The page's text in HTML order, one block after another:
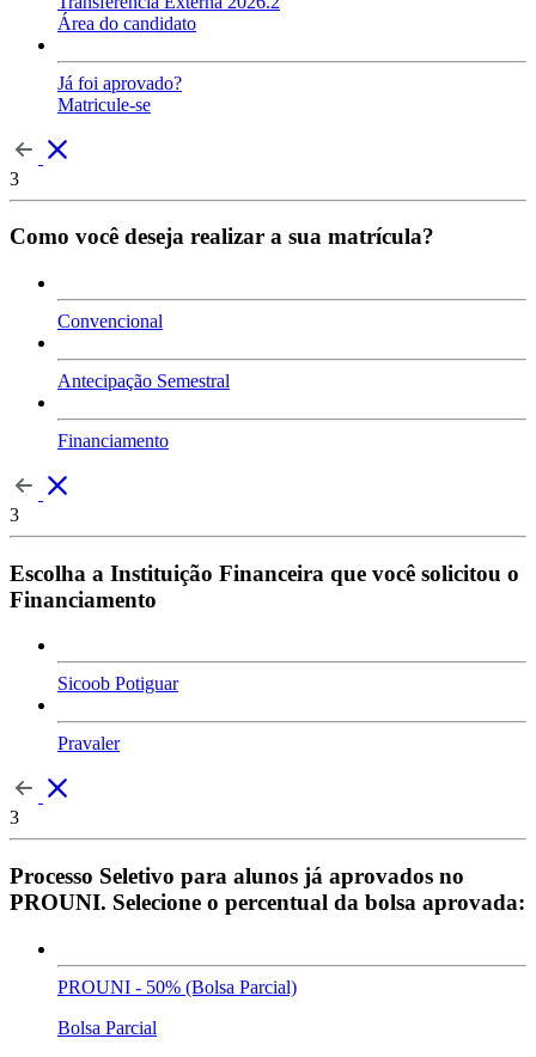
Área do candidato
Já foi aprovado?
Matricule-se
3
Como você deseja realizar a sua matrícula?
Convencional
Antecipação Semestral
Financiamento
3
Escolha a Instituição Financeira que você solicitou o
Financiamento
Sicoob Potiguar
Pravaler
3
Processo Seletivo para alunos já aprovados no
PROUNI. Selecione o percentual da bolsa aprovada:
PROUNI - 50% (Bolsa Parcial)
Bolsa Parcial